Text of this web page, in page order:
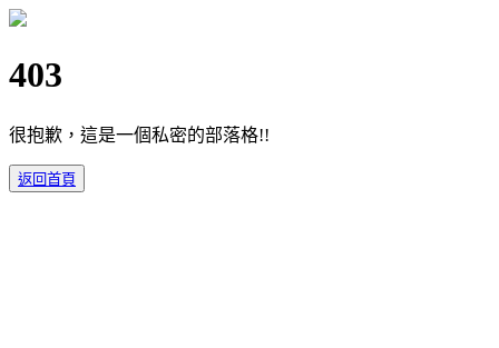
403
很抱歉，這是一個私密的部落格!!
返回首頁